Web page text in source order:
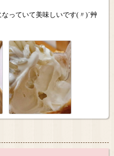
っていて美味しいです(〃)´艸